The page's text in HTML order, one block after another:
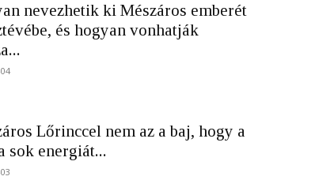
nevezhetik ki Mészáros emberét
és hogyan vonhatják
Lőrinccel nem az a baj, hogy a
sok energiát...